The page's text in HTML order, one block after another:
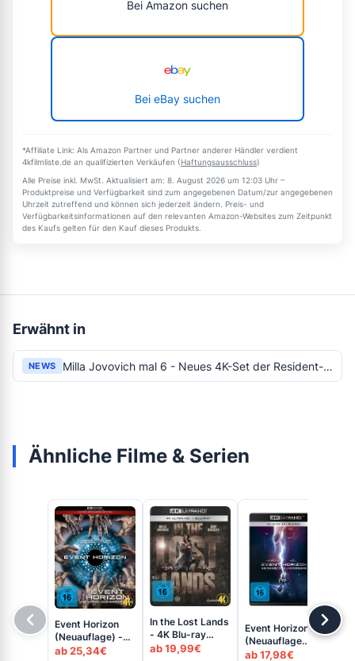
Bei Amazon suchen
Bei eBay suchen
*Affiliate Link: Als Amazon Partner und Partner anderer Händler verdient
4kfilmliste.de an qualifizierten Verkäufen (Haftungsausschluss)
Alle Preise inkl. MwSt. Aktualisiert am: 8. August 2026 um 12:03 Uhr –
Produktpreise und Verfügbarkeit sind zum angegebenen Datum/zur angegebenen
Uhrzeit zutreffend und können sich jederzeit ändern. Preis- und
Verfügbarkeitsinformationen auf den relevanten Amazon-Websites zum Zeitpunkt
des Kaufs gelten für den Kauf dieses Produkts.
Erwähnt in
NEWS Milla Jovovich mal 6 - Neues 4K-Set der Resident-Evil-Darstellerin
Ähnliche Filme & Serien
Event Horizon
(Neuauflage) -
4K Steelbook
ab 25,34€
In the Lost Lands
- 4K Blu-ray
(UHD + Blu-ray
ab 19,99€
Event Horizon
(Neuauflage
2023) - 4K Blu-
ab 17,98€